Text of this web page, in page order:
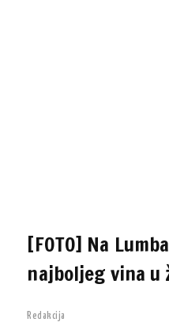
[FOTO] Na
najboljeg vina u
Redakcija